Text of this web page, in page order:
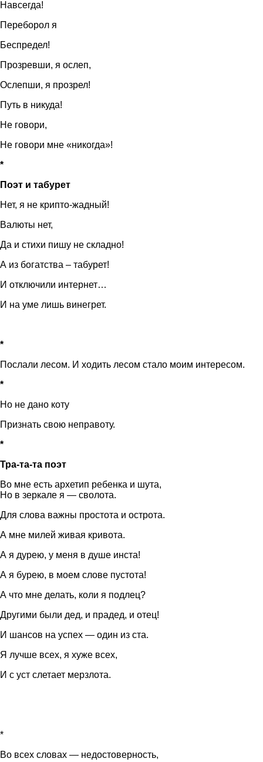
Навсегда!
Переборол я
Беспредел!
Прозревши, я ослеп,
Ослепши, я прозрел!
Путь в никуда!
Не говори,
Не говори мне «никогда»!
*
Поэт и табурет
Нет, я не крипто-жадный!
Валюты нет,
Да и стихи пишу не складно!
А из богатства – табурет!
И отключили интернет…
И на уме лишь винегрет.
*
Послали лесом. И ходить лесом стало моим интересом.
*
Но не дано коту
Признать свою неправоту.
*
Тра-та-та поэт
Во мне есть архетип ребенка и шута,
Но в зеркале я — сволота.
Для слова важны простота и острота.
А мне милей живая кривота.
А я дурею, у меня в душе инста!
А я бурею, в моем слове пустота!
А что мне делать, коли я подлец?
Другими были дед, и прадед, и отец!
И шансов на успех — один из ста.
Я лучше всех, я хуже всех,
И с уст слетает мерзлота.
*
Во всех словах — недостоверность,